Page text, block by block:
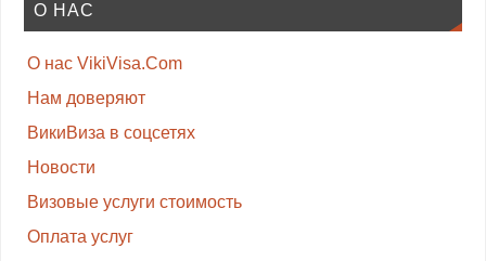
О НАС
О нас VikiVisa.Com
Нам доверяют
ВикиВиза в соцсетях
Новости
Визовые услуги стоимость
Оплата услуг